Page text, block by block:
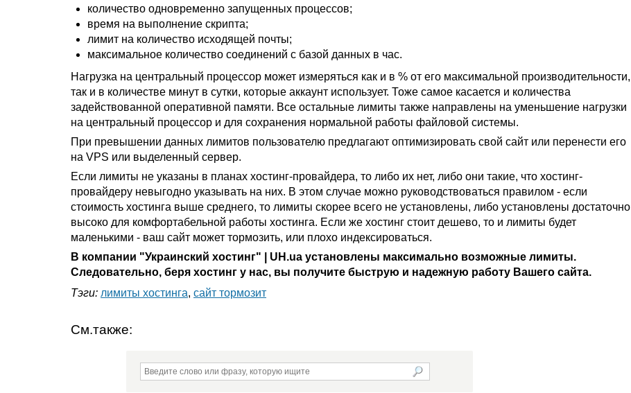
количество одновременно запущенных процессов;
время на выполнение скрипта;
лимит на количество исходящей почты;
максимальное количество соединений с базой данных в час.
Нагрузка на центральный процессор может измеряться как и в % от его максимальной производительности,
так и в количестве минут в сутки, которые аккаунт использует. Тоже самое касается и количества
задействованной оперативной памяти. Все остальные лимиты также направлены на уменьшение нагрузки
на центральный процессор и для сохранения нормальной работы файловой системы.
При превышении данных лимитов пользователю предлагают оптимизировать свой сайт или перенести его
на VPS или выделенный сервер.
Если лимиты не указаны в планах хостинг-провайдера, то либо их нет, либо они такие, что хостинг-
провайдеру невыгодно указывать на них. В этом случае можно руководствоваться правилом - если
стоимость хостинга выше среднего, то лимиты скорее всего не установлены, либо установлены достаточно
высоко для комфортабельной работы хостинга. Если же хостинг стоит дешево, то и лимиты будет
маленькими - ваш сайт может тормозить, или плохо индексироваться.
В компании "Украинский хостинг" | UH.ua установлены максимально возможные лимиты.
Следовательно, беря хостинг у нас, вы получите быструю и надежную работу Вашего сайта.
Тэги: лимиты хостинга, сайт тормозит
См.также: